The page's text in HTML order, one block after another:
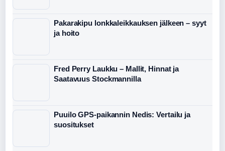
Pakarakipu lonkkaleikkauksen jälkeen – syyt
ja hoito
Fred Perry Laukku – Mallit, Hinnat ja
Saatavuus Stockmannilla
Puuilo GPS-paikannin Nedis: Vertailu ja
suositukset